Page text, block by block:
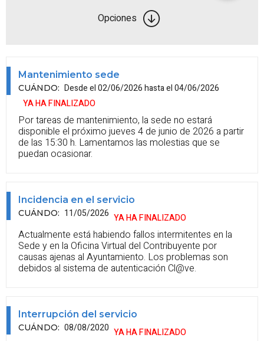
Opciones
Mantenimiento sede
CUÁNDO: Desde el 02/06/2026 hasta el 04/06/2026
YA HA FINALIZADO
Por tareas de mantenimiento, la sede no estará
disponible el próximo jueves 4 de junio de 2026 a partir
de las 15:30 h. Lamentamos las molestias que se
puedan ocasionar.
Incidencia en el servicio
CUÁNDO: 11/05/2026 YA HA FINALIZADO
Actualmente está habiendo fallos intermitentes en la
Sede y en la Oficina Virtual del Contribuyente por
causas ajenas al Ayuntamiento. Los problemas son
debidos al sistema de autenticación Cl@ve.
Interrupción del servicio
CUÁNDO: 08/08/2020 YA HA FINALIZADO